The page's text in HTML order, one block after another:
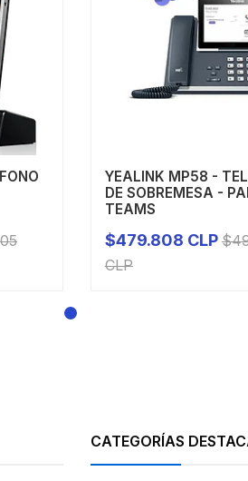
YEALINK MP58 -
DE SOBREMESA -
TEAMS
+
-
$479.808 CLP
CLP
CATEGORÍAS